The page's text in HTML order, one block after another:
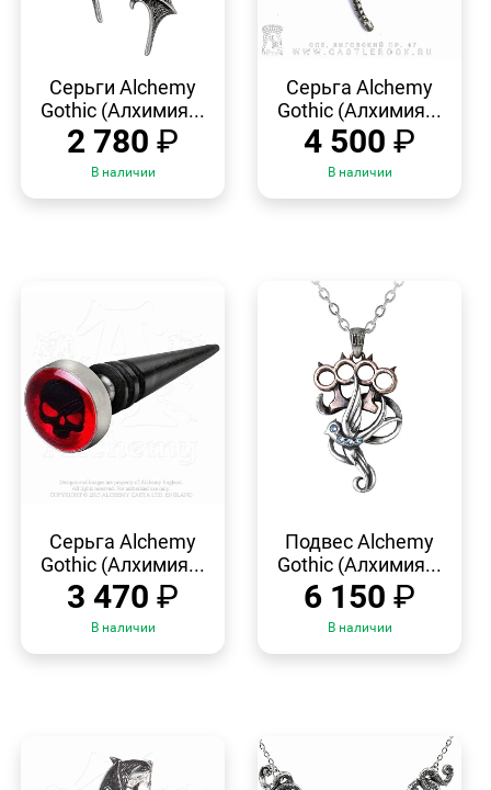
ПРОСМОТР
Серьги Alchemy
Gothic (Алхимия...
2 780 ₽
В наличии
ПРОСМОТР
Серьга Alchemy
Gothic (Алхимия...
4 500 ₽
В наличии
ПРОСМОТР
Серьга Alchemy
Gothic (Алхимия...
3 470 ₽
В наличии
ПРОСМОТР
Подвес Alchemy
Gothic (Алхимия...
6 150 ₽
В наличии